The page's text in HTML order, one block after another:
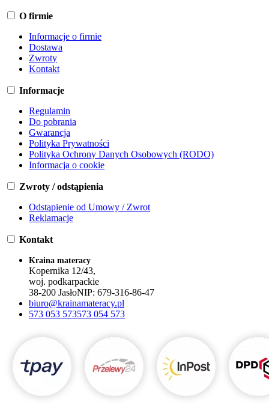
O firmie
Informacje o firmie
Dostawa
Zwroty
Kontakt
Informacje
Regulamin
Do pobrania
Gwarancja
Polityka Prywatności
Polityka Ochrony Danych Osobowych (RODO)
Informacja o cookie
Zwroty / odstąpienia
Odstąpienie od Umowy / Zwrot
Reklamacje
Kontakt
Kraina materacy
Kopernika 12/43,
woj. podkarpackie
38-200 JasłoNIP: 679-316-86-47
biuro@krainamateracy.pl
573 053 573573 054 573